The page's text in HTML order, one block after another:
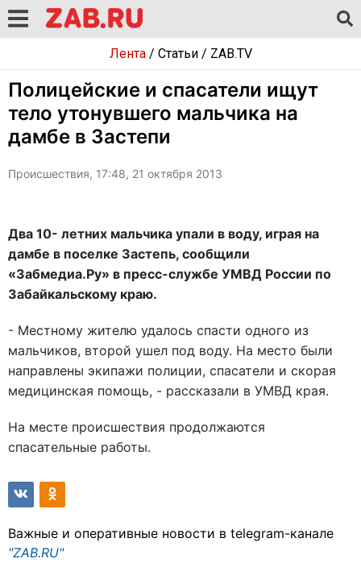
Лента/ Статьи/ ZAB.TV
Полицейские и спасатели ищут
тело утонувшего мальчика на
дамбе в Застепи
Происшествия, 17:48, 21 октября 2013
Два 10- летних мальчика упали в воду, играя на
дамбе в поселке Застепь, сообщили
«Забмедиа.Ру» в пресс-службе УМВД России по
Забайкальскому краю.
- Местному жителю удалось спасти одного из
мальчиков, второй ушел под воду. На место были
направлены экипажи полиции, спасатели и скорая
медицинская помощь, - рассказали в УМВД края.
На месте происшествия продолжаются
спасательные работы.
Важные и оперативные новости в telegram-канале
"ZAB.RU"